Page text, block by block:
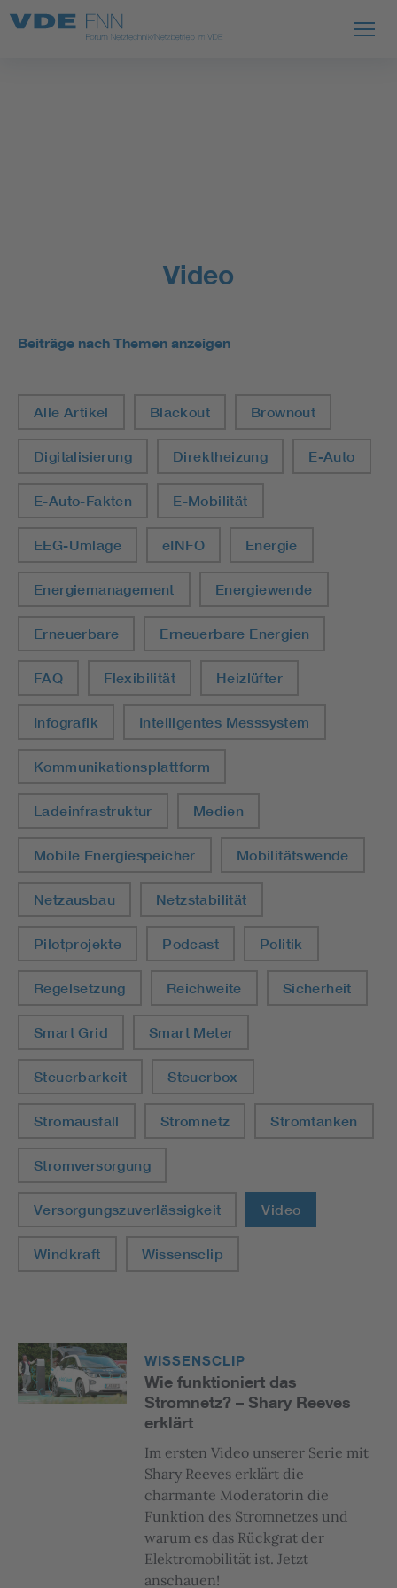
Video
Beiträge nach Themen anzeigen
Alle Artikel Blackout Brownout
Digitalisierung Direktheizung E-Auto
E-Auto-Fakten E-Mobilität
EEG-Umlage eINFO Energie
Energiemanagement Energiewende
Erneuerbare Erneuerbare Energien
FAQ Flexibilität Heizlüfter
Infografik Intelligentes Messsystem
Kommunikationsplattform
Ladeinfrastruktur Medien
Mobile Energiespeicher Mobilitätswende
Netzausbau Netzstabilität
Pilotprojekte Podcast Politik
Regelsetzung Reichweite Sicherheit
Smart Grid Smart Meter
Steuerbarkeit Steuerbox
Stromausfall Stromnetz Stromtanken
Stromversorgung
Versorgungszuverlässigkeit Video
Windkraft Wissensclip
WISSENSCLIP
Wie funktioniert das
Stromnetz? – Shary Reeves
erklärt
Im ersten Video unserer Serie mit
Shary Reeves erklärt die
charmante Moderatorin die
Funktion des Stromnetzes und
warum es das Rückgrat der
Elektromobilität ist. Jetzt
anschauen!